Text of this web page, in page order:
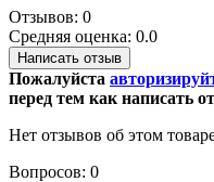
Отзывов: 0
Средняя оценка: 0.0
Написать отзыв
Пожалуйста
перед тем как написать
Нет отзывов об этом
Вопросов: 0